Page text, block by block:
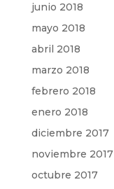
junio 2018
mayo 2018
abril 2018
marzo 2018
febrero 2018
enero 2018
diciembre 2017
noviembre 2017
octubre 2017